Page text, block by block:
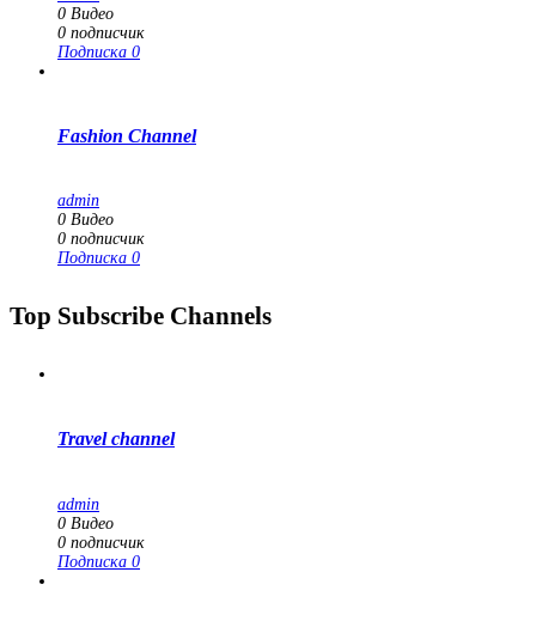
0 Видео
0 подписчик
Подписка 0
Fashion Channel
admin
0 Видео
0 подписчик
Подписка 0
Top Subscribe Channels
Travel channel
admin
0 Видео
0 подписчик
Подписка 0